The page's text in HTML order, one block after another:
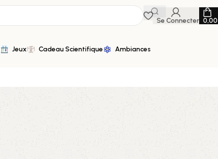
Se Connecter
Jeux Cadeau Scientifique Ambiances